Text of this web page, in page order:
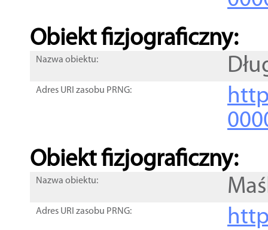
Obiekt fizjograficzny:
Nazwa obiektu:
Adres URI zasobu PRNG:
Obiekt fizjograficzny:
Nazwa obiektu:
Adres URI zasobu PRNG: